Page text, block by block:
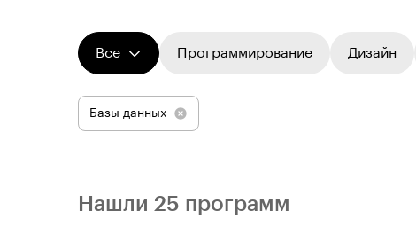
Все Программирование Дизайн
Базы данных
Нашли 25 программ